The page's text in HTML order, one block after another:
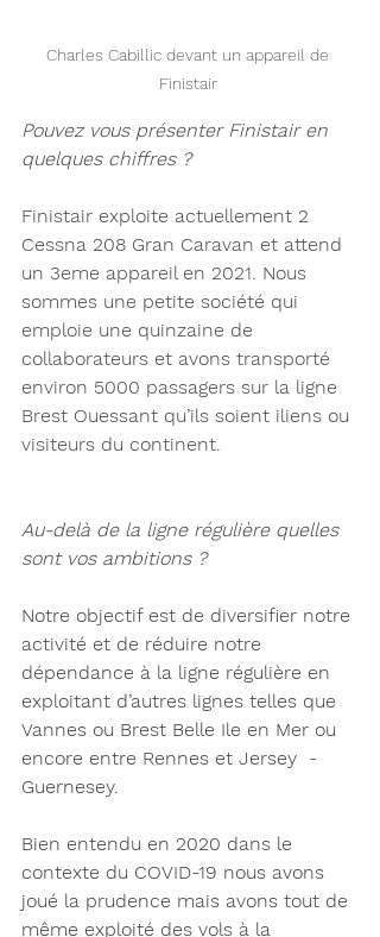
Charles Cabillic devant un appareil de
Finistair
Pouvez vous présenter Finistair en
quelques chiffres ?
Finistair exploite actuellement 2
Cessna 208 Gran Caravan et attend
un 3eme appareil en 2021. Nous
sommes une petite société qui
emploie une quinzaine de
collaborateurs et avons transporté
environ 5000 passagers sur la ligne
Brest Ouessant qu’ils soient iliens ou
visiteurs du continent.
Au-delà de la ligne régulière quelles
sont vos ambitions ?
Notre objectif est de diversifier notre
activité et de réduire notre
dépendance à la ligne régulière en
exploitant d’autres lignes telles que
Vannes ou Brest Belle Ile en Mer ou
encore entre Rennes et Jersey  -
Guernesey.
Bien entendu en 2020 dans le
contexte du COVID-19 nous avons
joué la prudence mais avons tout de
même exploité des vols à la